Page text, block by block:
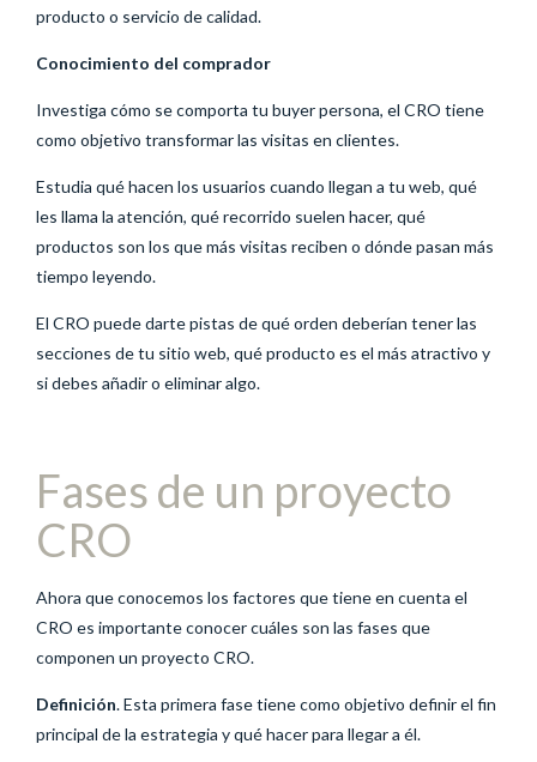
producto o servicio de calidad.
Conocimiento del comprador
Investiga cómo se comporta tu buyer persona, el CRO tiene
como objetivo transformar las visitas en clientes.
Estudia qué hacen los usuarios cuando llegan a tu web, qué
les llama la atención, qué recorrido suelen hacer, qué
productos son los que más visitas reciben o dónde pasan más
tiempo leyendo.
El CRO puede darte pistas de qué orden deberían tener las
secciones de tu sitio web, qué producto es el más atractivo y
si debes añadir o eliminar algo.
Fases de un proyecto
CRO
Ahora que conocemos los factores que tiene en cuenta el
CRO es importante conocer cuáles son las fases que
componen un proyecto CRO.
Definición. Esta primera fase tiene como objetivo definir el fin
principal de la estrategia y qué hacer para llegar a él.